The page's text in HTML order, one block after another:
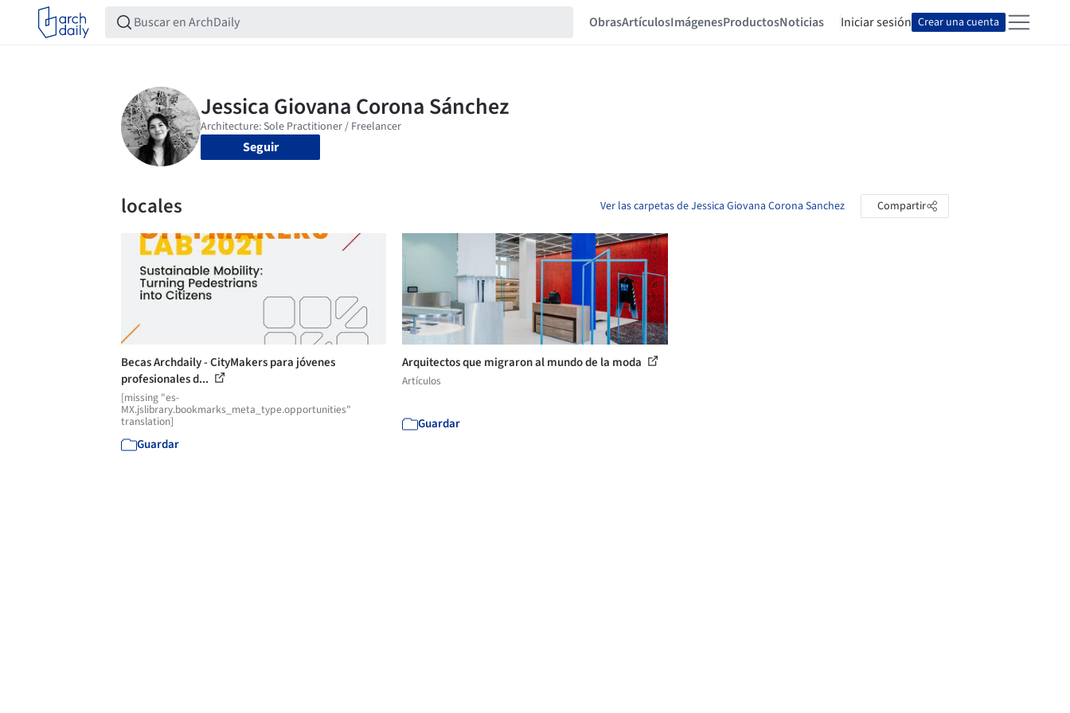
ObrasArtículosImágenesProductosNoticias Iniciar sesión Crear una cuenta
Seguir
locales Ver las carpetas de Jessica Giovana Corona Sanchez Compartir
Becas Archdaily - CityMakers para jóvenes
profesionales d...
[missing "es-
MX.jslibrary.bookmarks_meta_type.opportunities"
translation]
Guardar
Arquitectos que migraron al mundo de la moda
Artículos
Guardar